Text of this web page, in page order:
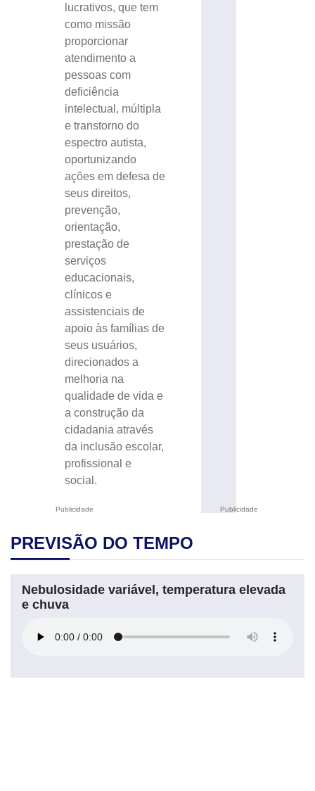
Publicidade
lucrativos, que tem
como missão
proporcionar
atendimento a
pessoas com
deficiência
intelectual, múltipla
e transtorno do
espectro autista,
oportunizando
ações em defesa de
seus direitos,
prevenção,
orientação,
prestação de
serviços
educacionais,
clínicos e
assistenciais de
apoio às famílias de
seus usuários,
direcionados a
melhoria na
qualidade de vida e
a construção da
cidadania através
da inclusão escolar,
profissional e
social.
Publicidade
PREVISÃO DO TEMPO
Nebulosidade variável, temperatura elevada
e chuva